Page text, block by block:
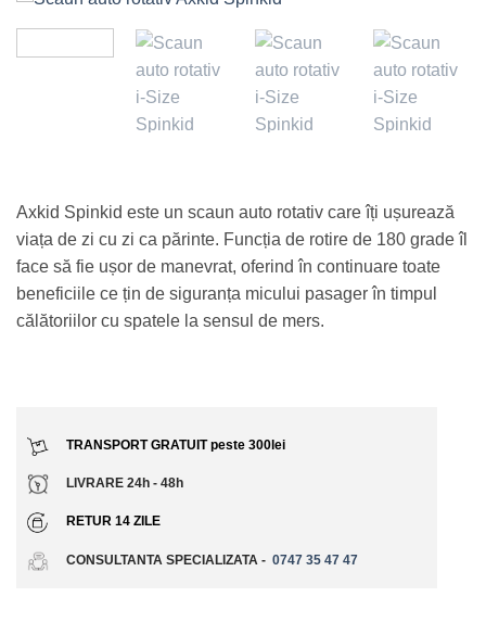
Axkid Spinkid este un scaun auto rotativ care îți ușurează
viața de zi cu zi ca părinte. Funcția de rotire de 180 grade îl
face să fie ușor de manevrat, oferind în continuare toate
beneficiile ce țin de siguranța micului pasager în timpul
călătoriilor cu spatele la sensul de mers.
TRANSPORT GRATUIT peste 300lei
LIVRARE 24h - 48h
RETUR 14 ZILE
CONSULTANTA SPECIALIZATA - 0747 35 47 47